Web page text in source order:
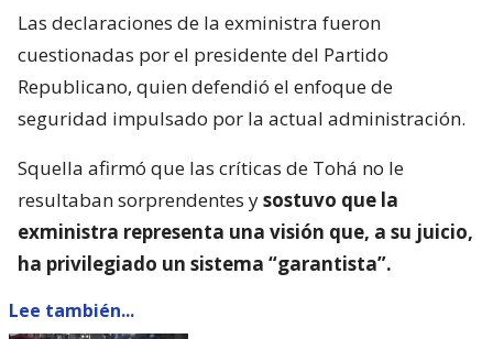
Las declaraciones de la exministra fueron
cuestionadas por el presidente del Partido
Republicano, quien defendió el enfoque de
seguridad impulsado por la actual administración.
Squella afirmó que las críticas de Tohá no le
resultaban sorprendentes ysostuvo que la
exministra representa una visión que, a su juicio,
ha privilegiado un sistema “garantista”.
Lee también...